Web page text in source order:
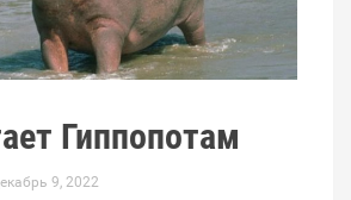
Гиппопотам
9, 2022